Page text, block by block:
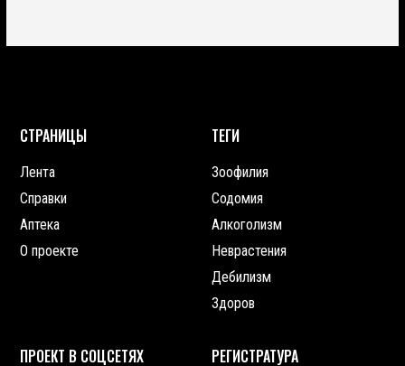
СТРАНИЦЫ
Лента
Справки
Аптека
О проекте
ТЕГИ
Зоофилия
Содомия
Алкоголизм
Неврастения
Дебилизм
Здоров
ПРОЕКТ В СОЦСЕТЯХ РЕГИСТРАТУРА